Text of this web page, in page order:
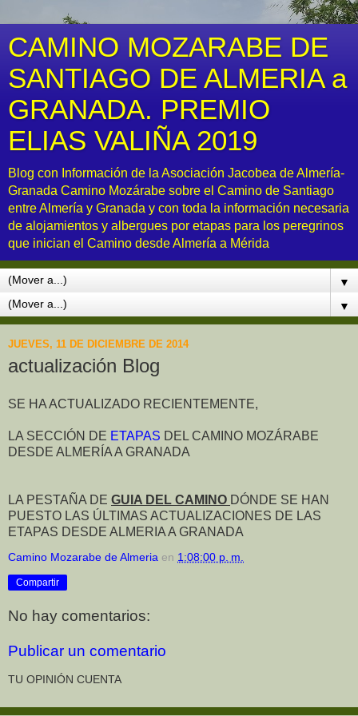
CAMINO MOZARABE DE
SANTIAGO DE ALMERIA a
GRANADA. PREMIO
ELIAS VALIÑA 2019
Blog con Información de la Asociación Jacobea de Almería-
Granada Camino Mozárabe sobre el Camino de Santiago
entre Almería y Granada y con toda la información necesaria
de alojamientos y albergues por etapas para los peregrinos
que inician el Camino desde Almería a Mérida
▼
▼
JUEVES, 11 DE DICIEMBRE DE 2014
actualización Blog
SE HA ACTUALIZADO RECIENTEMENTE,
LA SECCIÓN DE ETAPAS DEL CAMINO MOZÁRABE
DESDE ALMERÍA A GRANADA
LA PESTAÑA DE GUIA DEL CAMINO DÓNDE SE HAN
PUESTO LAS ÚLTIMAS ACTUALIZACIONES DE LAS
ETAPAS DESDE ALMERIA A GRANADA
Camino Mozarabe de Almeria en 1:08:00 p. m.
Compartir
No hay comentarios:
Publicar un comentario
TU OPINIÓN CUENTA